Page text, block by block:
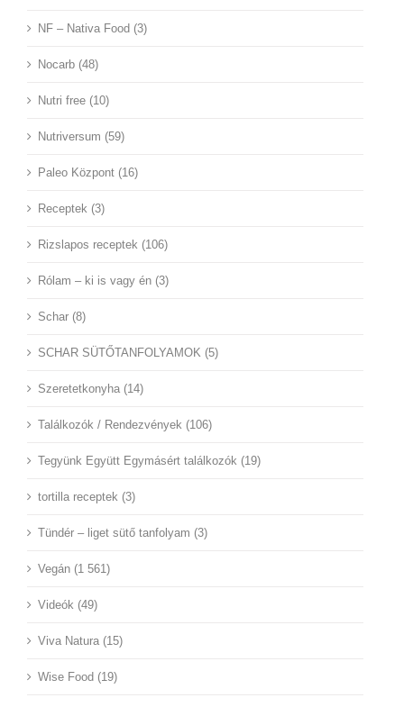
NF – Nativa Food (3)
Nocarb (48)
Nutri free (10)
Nutriversum (59)
Paleo Központ (16)
Receptek (3)
Rizslapos receptek (106)
Rólam – ki is vagy én (3)
Schar (8)
SCHAR SÜTŐTANFOLYAMOK (5)
Szeretetkonyha (14)
Találkozók / Rendezvények (106)
Tegyünk Együtt Egymásért találkozók (19)
tortilla receptek (3)
Tündér – liget sütő tanfolyam (3)
Vegán (1 561)
Videók (49)
Viva Natura (15)
Wise Food (19)